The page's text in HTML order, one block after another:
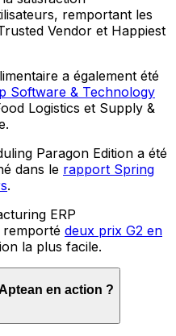
remportant les
Vendor et Happiest
a également été
Software & Technology
Logistics et Supply &
Paragon Edition a été
dans le rapport Spring
.
ERP
remporté deux prix G2 en
la plus facile.
en action ?